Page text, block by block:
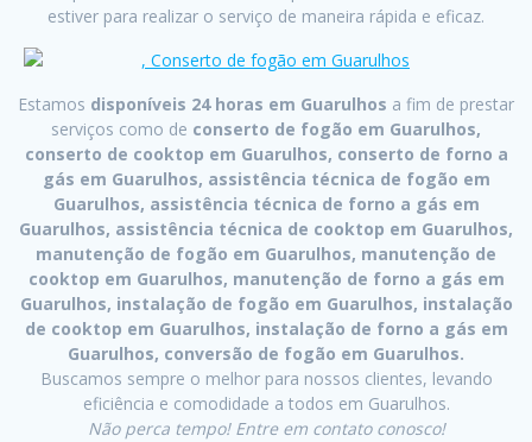
estiver para realizar o serviço de maneira rápida e eficaz.
Estamos disponíveis 24 horas em Guarulhos a fim de prestar
serviços como de conserto de fogão em Guarulhos,
conserto de cooktop em Guarulhos, conserto de forno a
gás em Guarulhos, assistência técnica de fogão em
Guarulhos, assistência técnica de forno a gás em
Guarulhos, assistência técnica de cooktop em Guarulhos,
manutenção de fogão em Guarulhos, manutenção de
cooktop em Guarulhos, manutenção de forno a gás em
Guarulhos, instalação de fogão em Guarulhos, instalação
de cooktop em Guarulhos, instalação de forno a gás em
Guarulhos, conversão de fogão em Guarulhos.
Buscamos sempre o melhor para nossos clientes, levando
eficiência e comodidade a todos em Guarulhos.
Não perca tempo! Entre em contato conosco!